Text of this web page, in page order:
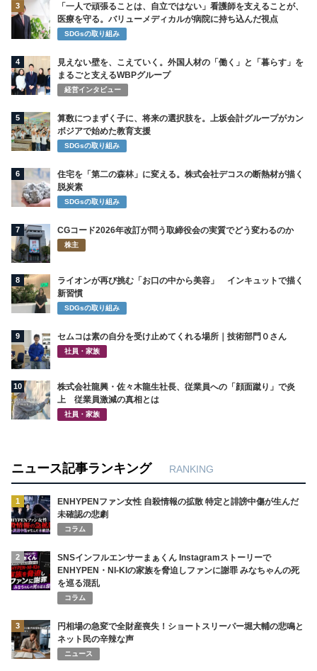
3
「一人で頑張ることは、自立ではない」看護師を支えることが、
医療を守る。バリューメディカルが病院に持ち込んだ視点
SDGsの取り組み
4
見えない壁を、こえていく。外国人材の「働く」と「暮らす」を
まるごと支えるWBPグループ
経営インタビュー
5
算数につまずく子に、将来の選択肢を。上坂会計グループがカン
ボジアで始めた教育支援
SDGsの取り組み
6
住宅を「第二の森林」に変える。株式会社デコスの断熱材が描く
脱炭素
SDGsの取り組み
7 CGコード2026年改訂が問う取締役会の実質でどう変わるのか
株主
8
ライオンが再び挑む「お口の中から美容」 インキュットで描く
新習慣
SDGsの取り組み
9 セムコは素の自分を受け止めてくれる場所｜技術部門０さん
社員・家族
10
株式会社龍興・佐々木龍生社長、従業員への「顔面蹴り」で炎
上 従業員激減の真相とは
社員・家族
ニュース記事ランキング RANKING
1
ENHYPENファン女性 自殺情報の拡散 特定と誹謗中傷が生んだ
未確認の悲劇
コラム
2
SNSインフルエンサーまぁくん Instagramストーリーで
ENHYPEN・NI-KIの家族を脅迫しファンに謝罪 みなちゃんの死
を巡る混乱
コラム
3
円相場の急変で全財産喪失！ショートスリーパー堀大輔の悲鳴と
ネット民の辛辣な声
ニュース